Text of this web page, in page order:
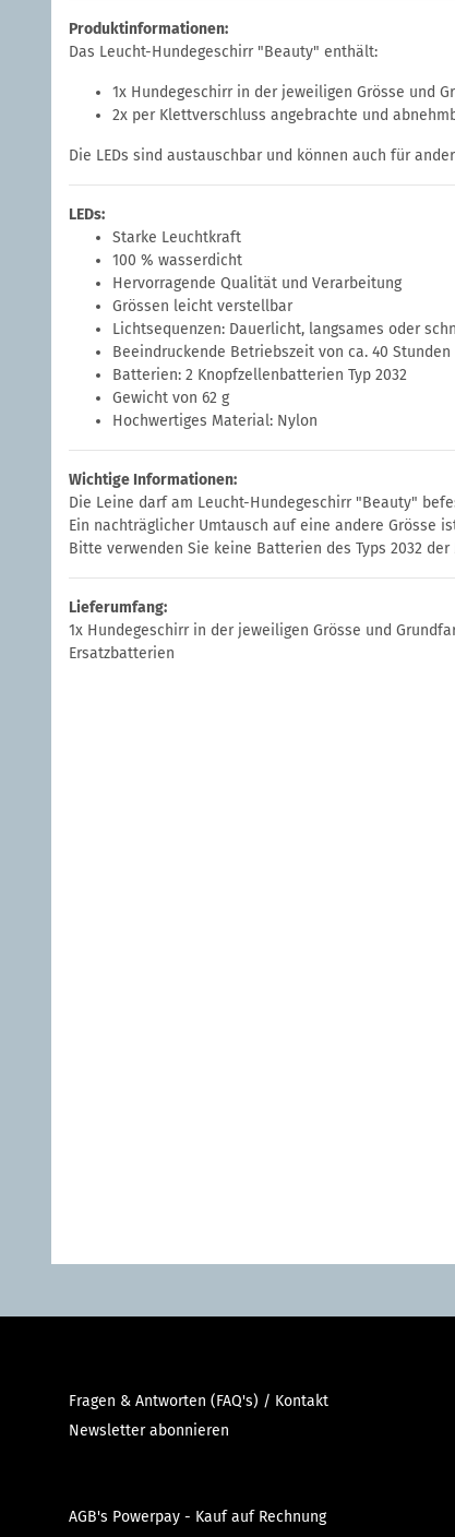
Produktinformationen:
Das Leucht-Hundegeschirr "Beauty" enthält:
1x Hundegeschirr in der jeweiligen Grösse und
2x per Klettverschluss angebrachte und
Die LEDs sind austauschbar und können auch für
LEDs:
Starke Leuchtkraft
100 % wasserdicht
Hervorragende Qualität und Verarbeitung
Grössen leicht verstellbar
Lichtsequenzen: Dauerlicht, langsames oder
Beeindruckende Betriebszeit von ca. 40
Batterien: 2 Knopfzellenbatterien Typ 2032
Gewicht von 62 g
Hochwertiges Material: Nylon
Wichtige Informationen:
Die Leine darf am Leucht-Hundegeschirr "Beauty"
Ein nachträglicher Umtausch auf eine andere Grösse
Bitte verwenden Sie keine Batterien des Typs 2032
Lieferumfang:
1x Hundegeschirr in der jeweiligen Grösse und
Ersatzbatterien
Fragen & Antworten (FAQ's) / Kontakt
Newsletter abonnieren
AGB's Powerpay - Kauf auf Rechnung